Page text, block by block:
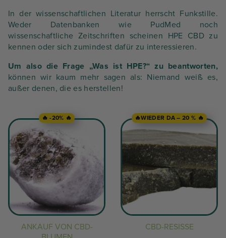
In der wissenschaftlichen Literatur herrscht Funkstille.
Weder Datenbanken wie PudMed noch
wissenschaftliche Zeitschriften scheinen HPE CBD zu
kennen oder sich zumindest dafür zu interessieren.
Um also die Frage „Was ist HPE?“ zu beantworten,
können wir kaum mehr sagen als: Niemand weiß es,
außer denen, die es herstellen!
🔥 -20% 🔥
ANKAUF VON CBD-
🔥WIEDER DA – 20 % 🔥
CBD-RESISSE